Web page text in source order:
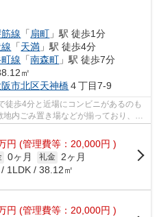
線 「 扇町 」駅 徒歩1分
「天満 」駅 徒歩4分
線 「南森町 」駅 徒歩7分
㎡
阪市北区天神橋４丁目7-9
徒歩4分と近場にコンビニがあるのも
内ごみ置き場などが揃っており、と
円 (管理費等：20,000円 )
0ヶ月 礼金 2ヶ月
1LDK / 38.12㎡
円 (管理費等：20,000円 )